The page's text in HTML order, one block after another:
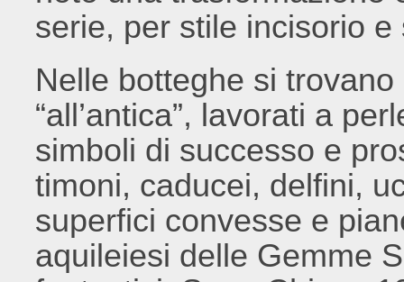
serie, per stile incisorio
Nelle botteghe si
“all’antica”, lavorati a
simboli di successo e
timoni, caducei, delfini,
superfici convesse e
aquileiesi delle Gemme